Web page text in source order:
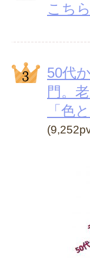
こちら
50代
門。
「色